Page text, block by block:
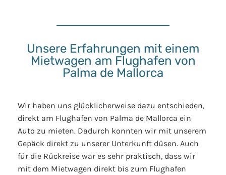
Unsere Erfahrungen mit einem
Mietwagen am Flughafen von
Palma de Mallorca
Wir haben uns glücklicherweise dazu entschieden,
direkt am Flughafen von Palma de Mallorca ein
Auto zu mieten. Dadurch konnten wir mit unserem
Gepäck direkt zu unserer Unterkunft düsen. Auch
für die Rückreise war es sehr praktisch, dass wir
mit dem Mietwagen direkt bis zum Flughafen